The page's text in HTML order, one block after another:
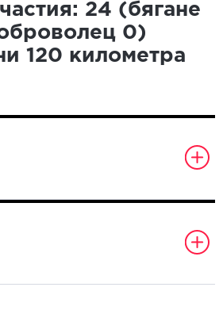
24 (бягане
0)
120 километра